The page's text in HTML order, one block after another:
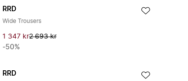
RRD
Wide Trousers
1 347 kr2 693 kr
-50%
RRD